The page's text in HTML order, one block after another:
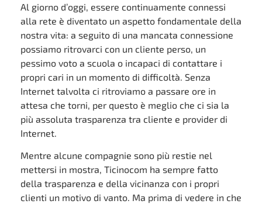
Al giorno d’oggi, essere continuamente connessi
alla rete è diventato un aspetto fondamentale della
nostra vita: a seguito di una mancata connessione
possiamo ritrovarci con un cliente perso, un
pessimo voto a scuola o incapaci di contattare i
propri cari in un momento di difficoltà. Senza
Internet talvolta ci ritroviamo a passare ore in
attesa che torni, per questo è meglio che ci sia la
più assoluta trasparenza tra cliente e provider di
Internet.
Mentre alcune compagnie sono più restie nel
mettersi in mostra, Ticinocom ha sempre fatto
della trasparenza e della vicinanza con i propri
clienti un motivo di vanto. Ma prima di vedere in che